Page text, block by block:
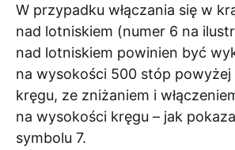
W przypadku włączania się w
nad lotniskiem (numer 6 na
nad lotniskiem powinien być
na wysokości 500 stóp
kręgu, ze zniżaniem i
na wysokości kręgu – jak
symbolu 7.